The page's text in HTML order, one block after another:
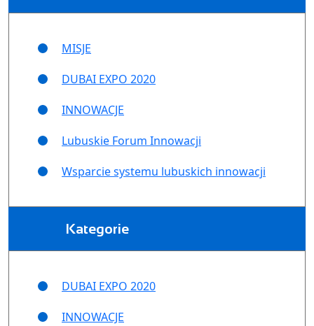
MISJE
DUBAI EXPO 2020
INNOWACJE
Lubuskie Forum Innowacji
Wsparcie systemu lubuskich innowacji
Kategorie
DUBAI EXPO 2020
INNOWACJE